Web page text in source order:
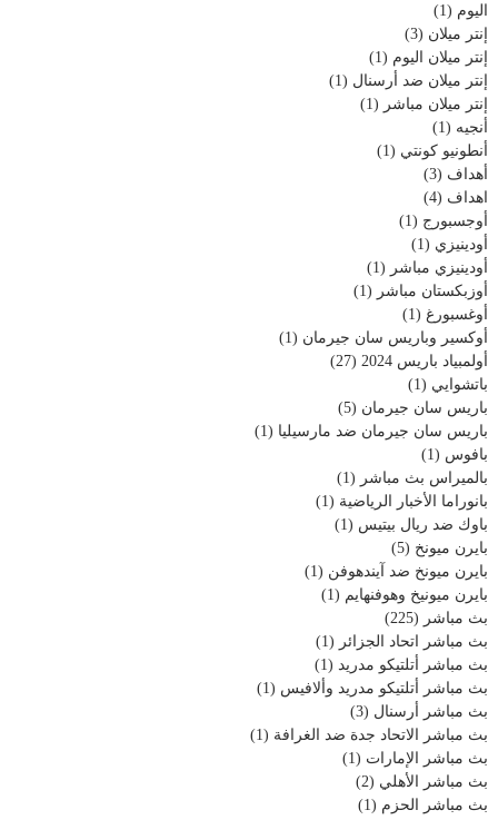
اليوم (1)
إنتر ميلان (3)
إنتر ميلان اليوم (1)
إنتر ميلان ضد أرسنال (1)
إنتر ميلان مباشر (1)
أنجيه (1)
أنطونيو كونتي (1)
أهداف (3)
اهداف (4)
أوجسبورج (1)
أودينيزي (1)
أودينيزي مباشر (1)
أوزبكستان مباشر (1)
أوغسبورغ (1)
أوكسير وباريس سان جيرمان (1)
أولمبياد باريس 2024
(27)
باتشوايي (1)
باريس سان جيرمان (5)
باريس سان جيرمان ضد مارسيليا (1)
بافوس (1)
بالميراس بث مباشر (1)
بانوراما الأخبار الرياضية (1)
باوك ضد ريال بيتيس (1)
بايرن ميونخ (5)
بايرن ميونخ ضد آيندهوفن (1)
بايرن ميونيخ وهوفنهايم (1)
بث مباشر (225)
بث مباشر اتحاد الجزائر (1)
بث مباشر أتلتيكو مدريد (1)
بث مباشر أتلتيكو مدريد وألافيس (1)
بث مباشر أرسنال (3)
بث مباشر الاتحاد جدة ضد الغرافة (1)
بث مباشر الإمارات (1)
بث مباشر الأهلي (2)
بث مباشر الحزم (1)